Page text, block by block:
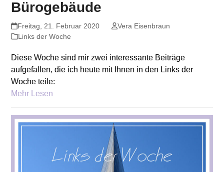
Bürogebäude
Freitag, 21. Februar 2020
Vera Eisenbraun
Links der Woche
Diese Woche sind mir zwei interessante Beiträge
aufgefallen, die ich heute mit Ihnen in den Links der
Woche teile:
Mehr Lesen